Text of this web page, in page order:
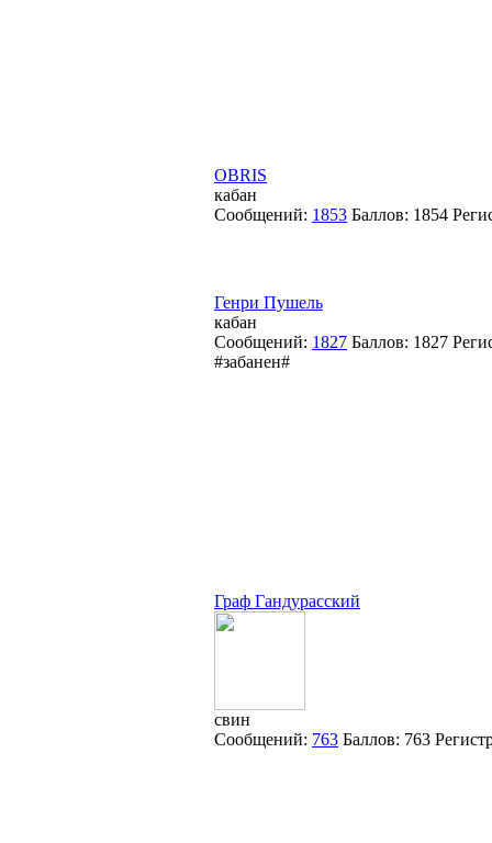
OBRIS
кабан
Сообщений: 1853 Баллов: 1854
Генри Пушель
кабан
Сообщений: 1827 Баллов: 1827
#забанен#
Граф Гандурасский
свин
Сообщений: 763 Баллов: 763